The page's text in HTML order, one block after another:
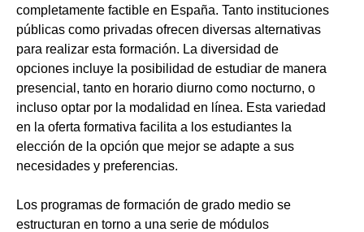
completamente factible en España. Tanto instituciones
públicas como privadas ofrecen diversas alternativas
para realizar esta formación. La diversidad de
opciones incluye la posibilidad de estudiar de manera
presencial, tanto en horario diurno como nocturno, o
incluso optar por la modalidad en línea. Esta variedad
en la oferta formativa facilita a los estudiantes la
elección de la opción que mejor se adapte a sus
necesidades y preferencias.
Los programas de formación de grado medio se
estructuran en torno a una serie de módulos